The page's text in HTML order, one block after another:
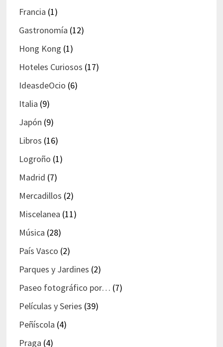
Francia (1)
Gastronomía (12)
Hong Kong (1)
Hoteles Curiosos (17)
IdeasdeOcio (6)
Italia (9)
Japón (9)
Libros (16)
Logroño (1)
Madrid (7)
Mercadillos (2)
Miscelanea (11)
Música (28)
País Vasco (2)
Parques y Jardines (2)
Paseo fotográfico por… (7)
Películas y Series (39)
Peñíscola (4)
Praga (4)